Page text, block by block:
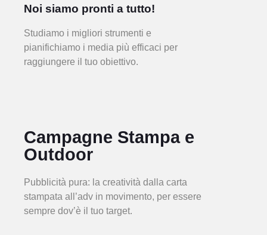
Noi siamo pronti a tutto!
Studiamo i migliori strumenti e
pianifichiamo i media più efficaci per
raggiungere il tuo obiettivo.
Campagne Stampa e
Outdoor
Pubblicità pura: la creatività dalla carta
stampata all’adv in movimento, per essere
sempre dov’è il tuo target.